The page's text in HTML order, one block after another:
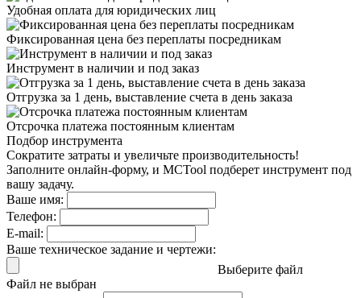
Удобная оплата для юридических лиц
Фиксированная цена без переплаты посредникам
Инструмент в наличии и под заказ
Отгрузка за 1 день, выставление счета в день заказа
Отсрочка платежа постоянным клиентам
Подбор инструмента
Сократите затраты и увеличьте производительность!
Заполните онлайн-форму, и MCTool подберет инструмент под
вашу задачу.
Ваше имя:
Телефон:
E-mail:
Ваше техническое задание и чертежи:
Выберите файл
Файл не выбран